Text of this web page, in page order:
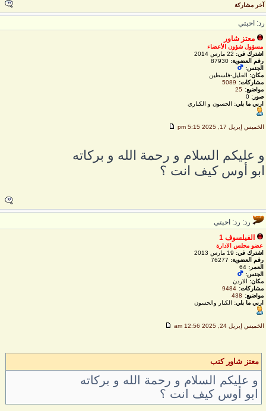
آخر مشاركة
احبتي
معتز شاور
مسؤول شؤون الأعضاء
اشترك في:22 مارس 2014
رقم العضوية:87930
الجنس:
مكان:الخليل-فلسطين
مشاركات:
5089
مواضيع:
25
صور: 0
اربي ما يلي:الحسون و الكناري
الخميس إبريل 17, 2025 5:15 pm
عليكم السلام و رحمة الله و بركاته
أوس كيف انت ؟
رد: رد: احبتي
الفيلسوف 1
عضو مجلس الادارة
اشترك في:19 مارس 2013
رقم العضوية:76277
العمر: 64
الجنس:
مكان:الاردن
مشاركات:
9484
مواضيع:
438
اربي ما يلي:الكنار والحسون
الخميس إبريل 24, 2025 12:56 am
معتز شاور كتب
و عليكم السلام و رحمة الله و بركاته
ابو أوس كيف انت ؟